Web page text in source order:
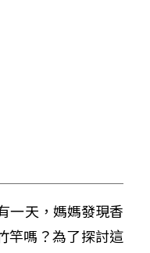
一天，媽媽發現香
竿嗎？為了探討這